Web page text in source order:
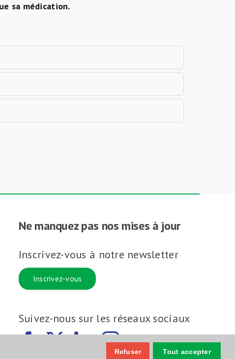
Refuser Tout accepter
sa médication.
Ne manquez pas nos mises à jour
Inscrivez-vous à notre newsletter
Inscrivez-vous
Suivez-nous sur les réseaux sociaux